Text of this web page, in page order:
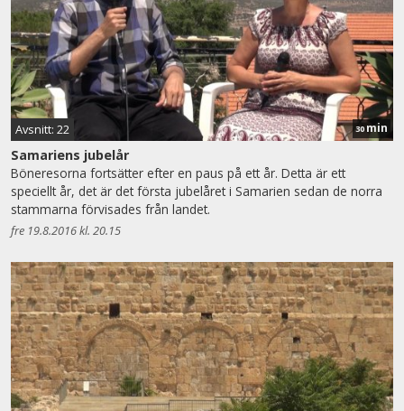
Avsnitt: 22 30min
Samariens jubelår
Böneresorna fortsätter efter en paus på ett år. Detta är ett
speciellt år, det är det första jubelåret i Samarien sedan de norra
stammarna förvisades från landet.
fre 19.8.2016 kl. 20.15